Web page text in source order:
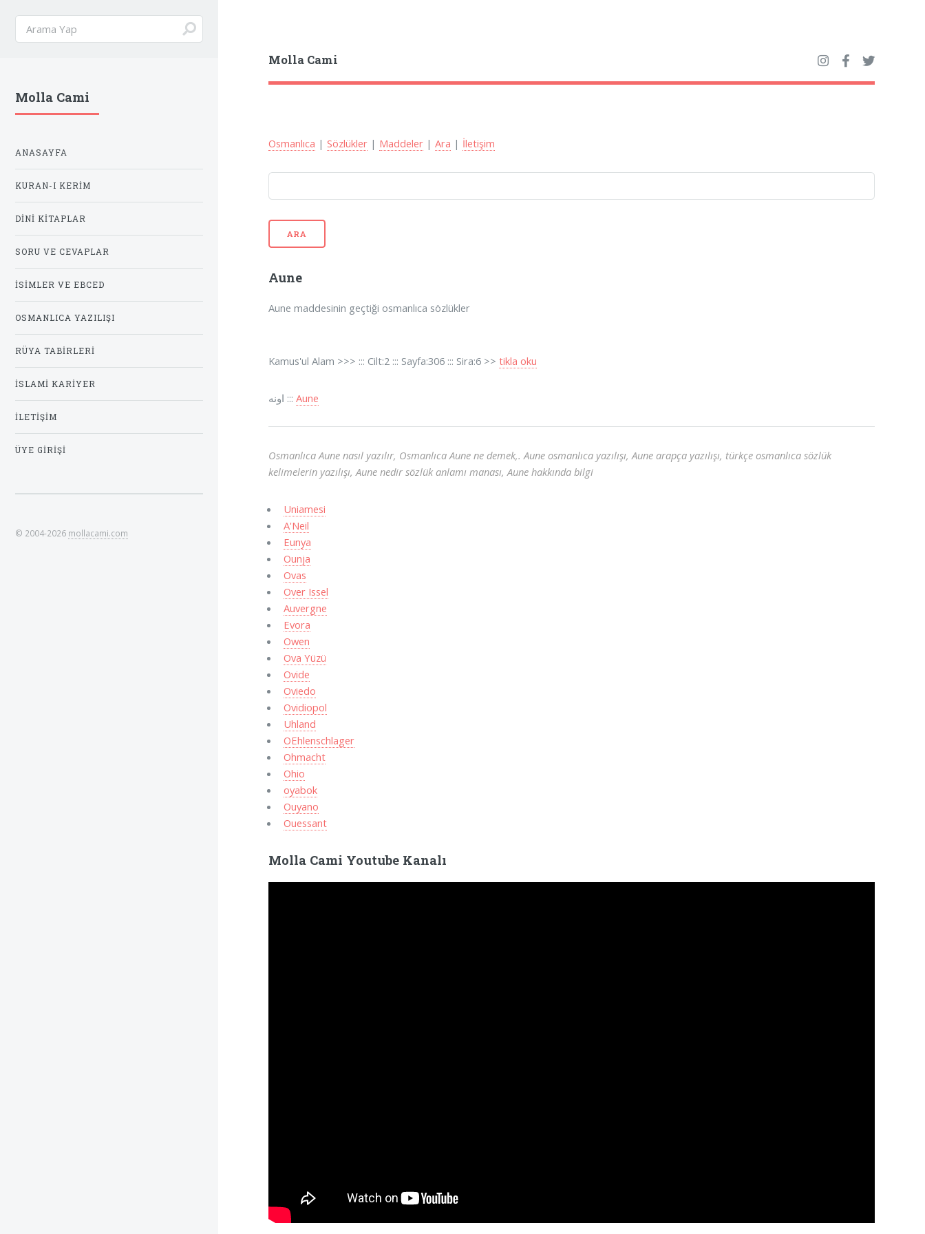
Molla Cami
Osmanlıca |Sözlükler | Maddeler |Ara | İletişim
ARA
Aune
Aune maddesinin geçtiği osmanlıca sözlükler
Kamus'ul Alam >>> ::: Cilt:2 ::: Sayfa:306 ::: Sira:6 >>tikla oku
اونه :::Aune
Osmanlıca Aune nasıl yazılır, Osmanlıca Aune ne demek,. Aune osmanlıca yazılışı, Aune arapça yazılışı, türkçe osmanlıca sözlük
kelimelerin yazılışı, Aune nedir sözlük anlamı manası, Aune hakkında bilgi
Uniamesi
A'Neil
Eunya
Ounja
Ovas
Over Issel
Auvergne
Evora
Owen
Ova Yüzü
Ovide
Oviedo
Ovidiopol
Uhland
OEhlenschlager
Ohmacht
Ohio
oyabok
Ouyano
Ouessant
Molla Cami Youtube Kanalı
Molla Cami
ANASAYFA
KURAN-I KERIM
DINI KITAPLAR
SORU VE CEVAPLAR
İSIMLER VE EBCED
OSMANLICA YAZILIŞI
RÜYA TABIRLERI
İSLAMI KARIYER
İLETIŞIM
ÜYE GIRIŞI
© 2004-2026 mollacami.com